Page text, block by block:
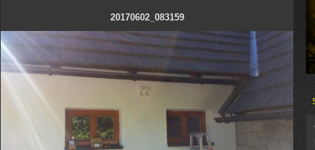
20170602_083159